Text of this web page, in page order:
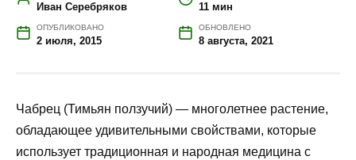
Иван Серебряков 11 мин
ОПУБЛИКОВАНО
2 июля, 2015
ОБНОВЛЕНО
8 августа, 2021
Чабрец (Тимьян ползучий) — многолетнее растение,
обладающее удивительными свойствами, которые
использует традиционная и народная медицина с